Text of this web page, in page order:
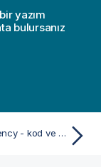
yazım
bulursanız
BinomFrequency - kod ve grafik fonksiyonu